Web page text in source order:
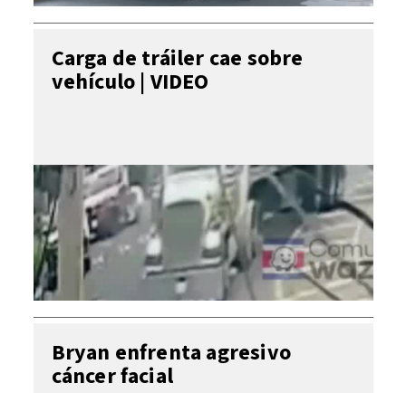
Carga de tráiler cae sobre
vehículo | VIDEO
Bryan enfrenta agresivo
cáncer facial